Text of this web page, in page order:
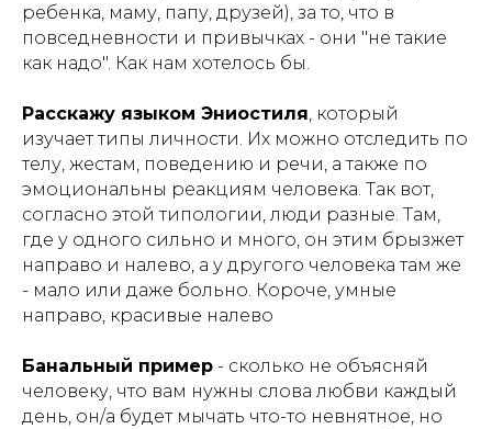
ребенка, маму, папу, друзей), за то, что в
повседневности и привычках - они "не такие
как надо". Как нам хотелось бы.
Расскажу языком Эниостиля , который
изучает типы личности. Их можно отследить по
телу, жестам, поведению и речи, а также по
эмоциональны реакциям человека. Так вот,
согласно этой типологии, люди разные. Там,
где у одного сильно и много, он этим брызжет
направо и налево, а у другого человека там же
- мало или даже больно. Короче, умные
направо, красивые налево
Банальный пример - сколько не объясняй
человеку, что вам нужны слова любви каждый
день, он/а будет мычать что-то невнятное, но